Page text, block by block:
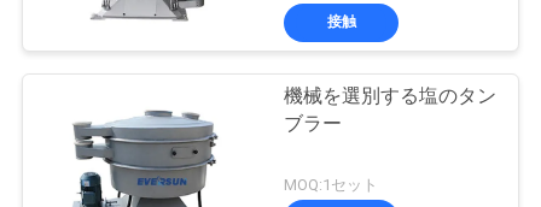
接触
機械を選別する塩のタン
ブラー
MOQ:1セット